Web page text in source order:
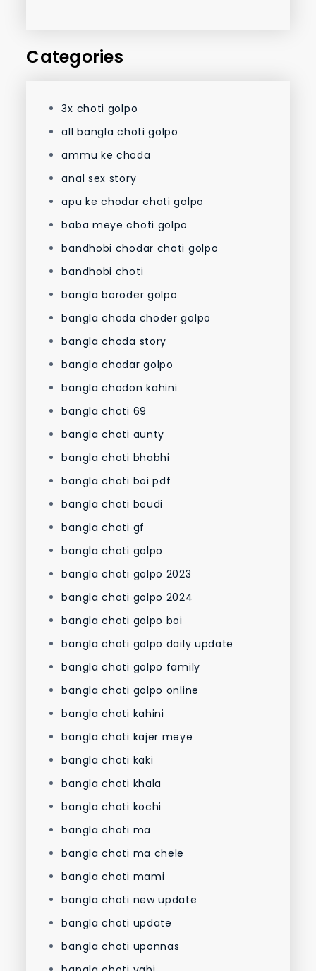
Categories
3x choti golpo
all bangla choti golpo
ammu ke choda
anal sex story
apu ke chodar choti golpo
baba meye choti golpo
bandhobi chodar choti golpo
bandhobi choti
bangla boroder golpo
bangla choda choder golpo
bangla choda story
bangla chodar golpo
bangla chodon kahini
bangla choti 69
bangla choti aunty
bangla choti bhabhi
bangla choti boi pdf
bangla choti boudi
bangla choti gf
bangla choti golpo
bangla choti golpo 2023
bangla choti golpo 2024
bangla choti golpo boi
bangla choti golpo daily update
bangla choti golpo family
bangla choti golpo online
bangla choti kahini
bangla choti kajer meye
bangla choti kaki
bangla choti khala
bangla choti kochi
bangla choti ma
bangla choti ma chele
bangla choti mami
bangla choti new update
bangla choti update
bangla choti uponnas